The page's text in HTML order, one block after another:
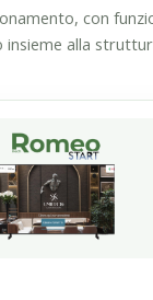
con
insieme alla